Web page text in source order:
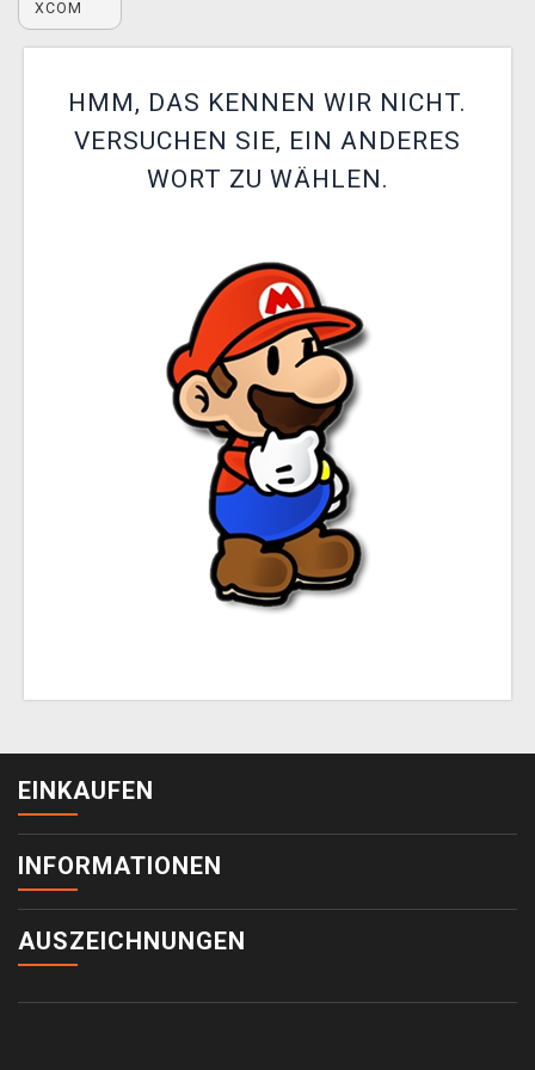
XZONE CLUB
XCOM
HMM, DAS KENNEN WIR NICHT.
VERSUCHEN SIE, EIN ANDERES
WORT ZU WÄHLEN.
EINKAUFEN
INFORMATIONEN
AUSZEICHNUNGEN